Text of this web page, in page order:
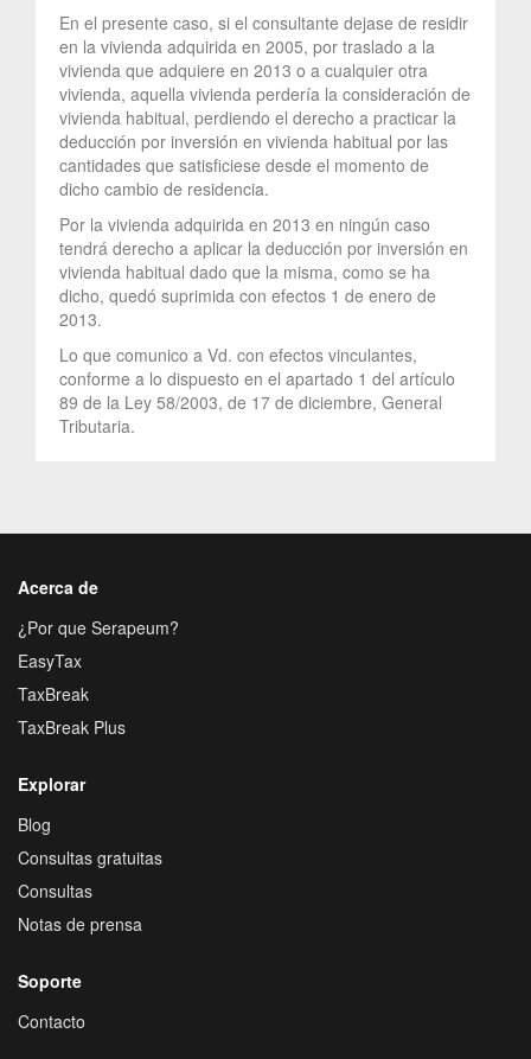
En el presente caso, si el consultante dejase de residir
en la vivienda adquirida en 2005, por traslado a la
vivienda que adquiere en 2013 o a cualquier otra
vivienda, aquella vivienda perdería la consideración de
vivienda habitual, perdiendo el derecho a practicar la
deducción por inversión en vivienda habitual por las
cantidades que satisficiese desde el momento de
dicho cambio de residencia.
Por la vivienda adquirida en 2013 en ningún caso
tendrá derecho a aplicar la deducción por inversión en
vivienda habitual dado que la misma, como se ha
dicho, quedó suprimida con efectos 1 de enero de
2013.
Lo que comunico a Vd. con efectos vinculantes,
conforme a lo dispuesto en el apartado 1 del artículo
89 de la Ley 58/2003, de 17 de diciembre, General
Tributaria.
Acerca de
¿Por que Serapeum?
EasyTax
TaxBreak
TaxBreak Plus
Explorar
Blog
Consultas gratuitas
Consultas
Notas de prensa
Soporte
Contacto